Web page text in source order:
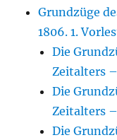
Grundzüge
1806. 1.
Die
Zeitalters
Die
Zeitalters
Die